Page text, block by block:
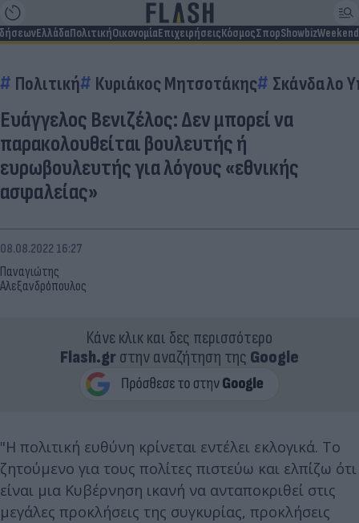
ΕλλάδαΠολιτικήΟικονομίαΕπιχειρήσειςΚόσμοςΣπορShowbizWeekend
Πολιτική Κυριάκος Μητσοτάκης Σκάνδαλο
Ευάγγελος Βενιζέλος: Δεν μπορεί να
παρακολουθείται βουλευτής ή
ευρωβουλευτής για λόγους «εθνικής
ασφαλείας»
Παναγιώτης
Αλεξανδρόπουλος
08.08.2022 16:27
Κάνε κλικ και δες περισσότερο
Flash.grστην αναζήτηση της Google
"Η πολιτική ευθύνη κρίνεται εντέλει εκλογικά. Το
ζητούμενο για τους πολίτες πιστεύω και ελπίζω ότι
είναι μια Κυβέρνηση ικανή να ανταποκριθεί στις
μεγάλες προκλήσεις της συγκυρίας, προκλήσεις